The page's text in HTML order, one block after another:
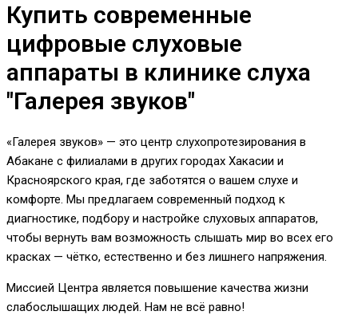
Купить современные
цифровые слуховые
аппараты в клинике слуха
"Галерея звуков"
«Галерея звуков» — это центр слухопротезирования в
Абакане с филиалами в других городах Хакасии и
Красноярского края, где заботятся о вашем слухе и
комфорте. Мы предлагаем современный подход к
диагностике, подбору и настройке слуховых аппаратов,
чтобы вернуть вам возможность слышать мир во всех его
красках — чётко, естественно и без лишнего напряжения.
Миссией Центра является повышение качества жизни
слабослышащих людей. Нам не всё равно!